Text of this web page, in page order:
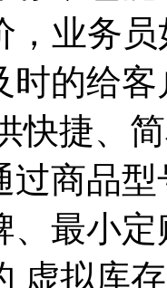
，业务
时的给
快捷、
过商品
、最小
虚拟库